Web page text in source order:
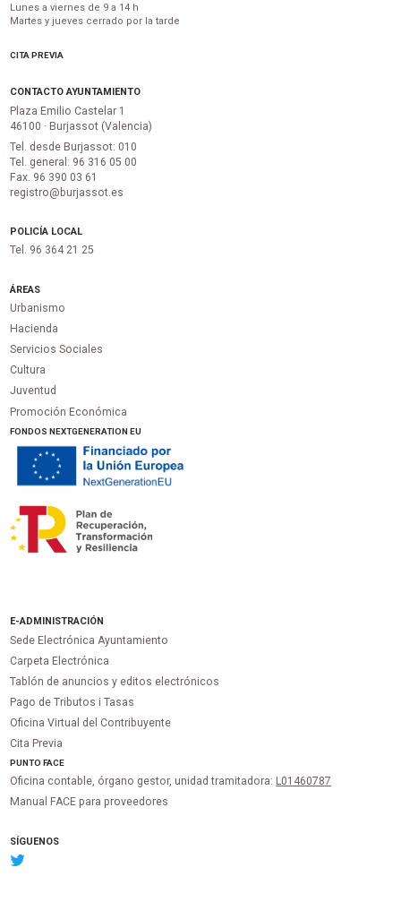
Lunes a viernes de 9 a 14 h
Martes y jueves cerrado por la tarde
CITA PREVIA
CONTACTO AYUNTAMIENTO
Plaza Emilio Castelar 1
46100 · Burjassot (Valencia)
Tel. desde Burjassot: 010
Tel. general: 96 316 05 00
Fax. 96 390 03 61
registro@burjassot.es
POLICÍA LOCAL
Tel. 96 364 21 25
ÁREAS
Urbanismo
Hacienda
Servicios Sociales
Cultura
Juventud
Promoción Económica
FONDOS NEXTGENERATION EU
E-ADMINISTRACIÓN
Sede Electrónica Ayuntamiento
Carpeta Electrónica
Tablón de anuncios y editos electrónicos
Pago de Tributos i Tasas
Oficina Virtual del Contribuyente
Cita Previa
PUNTOFACE
Oficina contable, órgano gestor, unidad tramitadora: L01460787
Manual FACE para proveedores
SÍGUENOS